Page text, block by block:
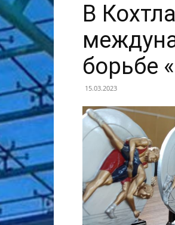
В
борьбе
15.03.2023